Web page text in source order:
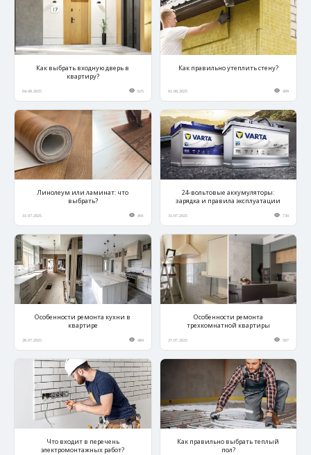
Как выбрать входную дверь в
квартиру?
04.08.2025 625
Как правильно утеплить стену?
01.08.2025 499
Линолеум или ламинат: что
выбрать?
31.07.2025 491
24-вольтовые аккумуляторы:
зарядка и правила эксплуатации
31.07.2025 730
Особенности ремонта кухни в
квартире
28.07.2025 484
Особенности ремонта
трехкомнатной квартиры
27.07.2025 507
Что входит в перечень
электромонтажных работ?
Как правильно выбрать теплый
пол?